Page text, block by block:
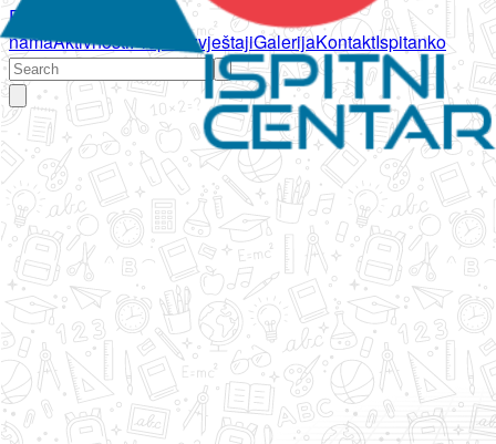
Početna
namaAktivnostiPropisi IzvještajiGalerijaKontaktIspitanko